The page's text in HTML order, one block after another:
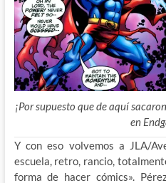
¡Por supuesto que de aquí
en
Y con eso volvemos a JLA/
escuela, retro, rancio,
forma de hacer cómics».